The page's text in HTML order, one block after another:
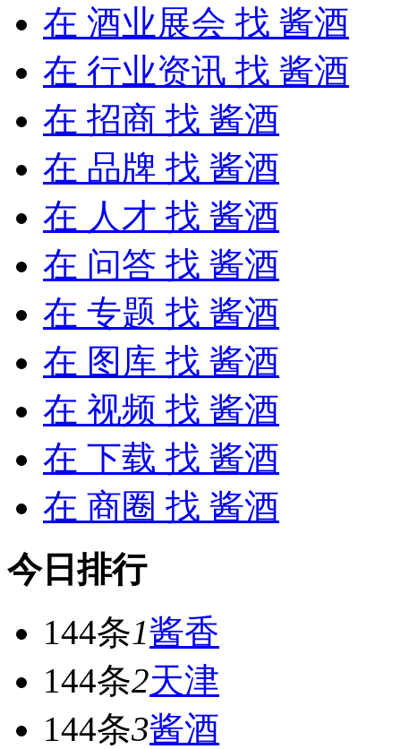
在 酒业展会 找 酱酒
在 行业资讯 找 酱酒
在 招商 找 酱酒
在 品牌 找 酱酒
在 人才 找 酱酒
在 问答 找 酱酒
在 专题 找 酱酒
在 图库 找 酱酒
在 视频 找 酱酒
在 下载 找 酱酒
在 商圈 找 酱酒
今日排行
144条1酱香
144条2天津
144条3酱酒